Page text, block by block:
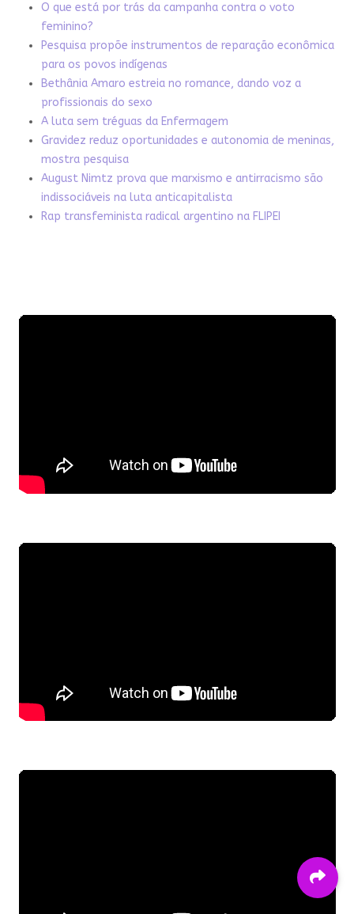
O que está por trás da campanha contra o voto
feminino?
Pesquisa propõe instrumentos de reparação econômica
para os povos indígenas
Bethânia Amaro estreia no romance, dando voz a
profissionais do sexo
A luta sem tréguas da Enfermagem
Gravidez reduz oportunidades e autonomia de meninas,
mostra pesquisa
August Nimtz prova que marxismo e antirracismo são
indissociáveis na luta anticapitalista
Rap transfeminista radical argentino na FLIPEI